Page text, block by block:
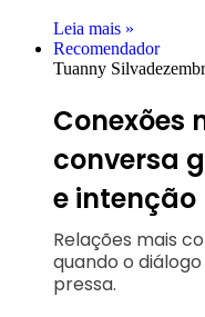
Leia mais »
Recomendador
Tuanny Silva
Conexões
conversa
e intenção
Relações mais
quando o
pressa.